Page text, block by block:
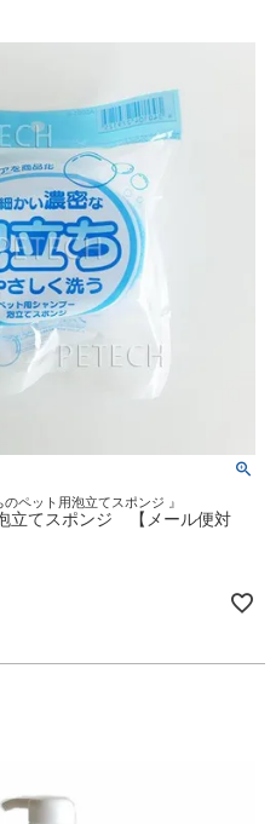
ペット用泡立てスポンジ 』
立てスポンジ 【メール便対